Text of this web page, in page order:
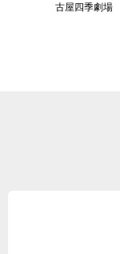
古屋四季劇場